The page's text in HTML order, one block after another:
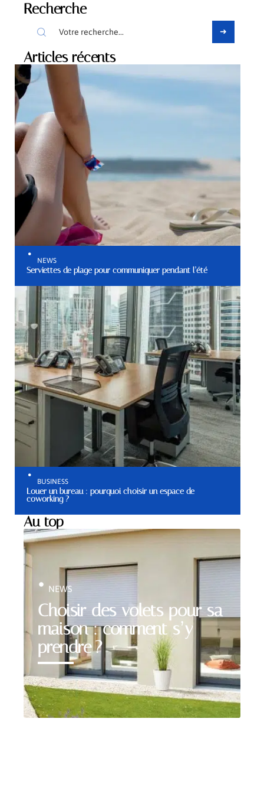
Recherche
Articles récents
NEWS
Serviettes de plage pour communiquer pendant l’été
BUSINESS
Louer un bureau : pourquoi choisir un espace de
coworking ?
Au top
Choisir des volets pour sa
maison : comment s’y
prendre ?
NEWS